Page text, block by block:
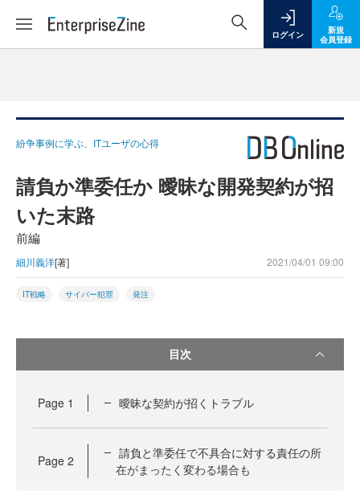
ログイン
新規
会員登録
紛争事例に学ぶ、ITユーザの心得
請負か準委任か 曖昧な開発契約が招
いた末路
前編
細川義洋[著] 2021/04/01 09:00
IT戦略 サイバー犯罪 発注
目次
Page 1 曖昧な契約が招くトラブル
Page 2
請負と準委任で不具合に対する責任の所
在がまったく変わる場合も